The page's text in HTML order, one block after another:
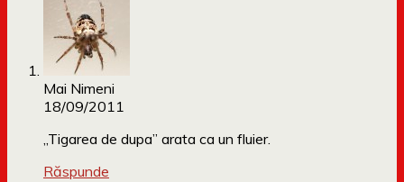
Mai Nimeni
18/09/2011
„Tigarea de dupa” arata ca un fluier.
Răspunde